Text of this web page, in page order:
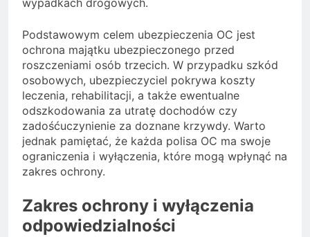
wypadkach drogowych.
Podstawowym celem ubezpieczenia OC jest
ochrona majątku ubezpieczonego przed
roszczeniami osób trzecich. W przypadku szkód
osobowych, ubezpieczyciel pokrywa koszty
leczenia, rehabilitacji, a także ewentualne
odszkodowania za utratę dochodów czy
zadośćuczynienie za doznane krzywdy. Warto
jednak pamiętać, że każda polisa OC ma swoje
ograniczenia i wyłączenia, które mogą wpłynąć na
zakres ochrony.
Zakres ochrony i wyłączenia
odpowiedzialności